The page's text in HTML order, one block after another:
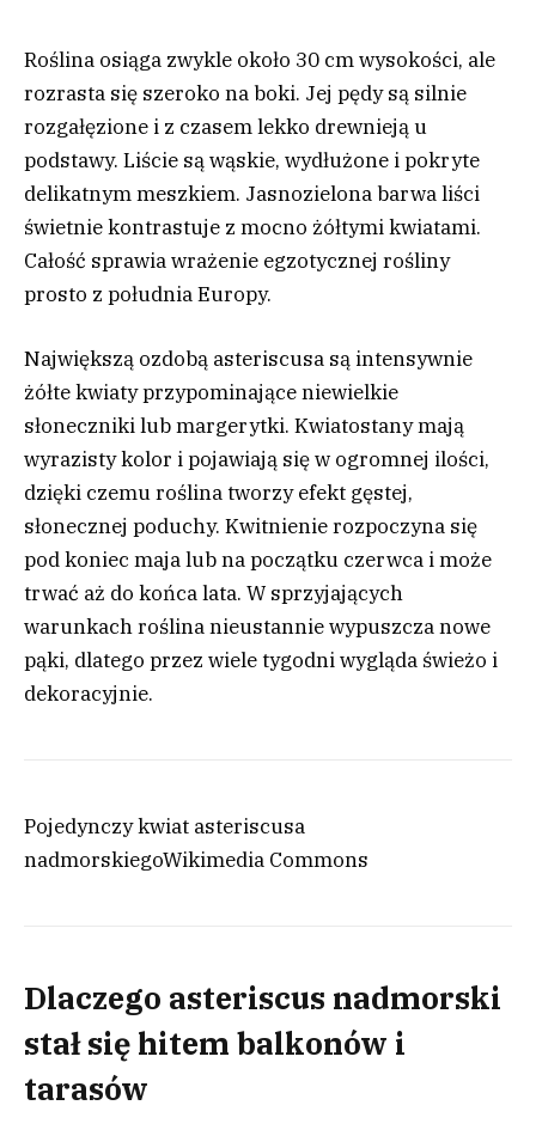
Roślina osiąga zwykle około 30 cm wysokości, ale
rozrasta się szeroko na boki. Jej pędy są silnie
rozgałęzione i z czasem lekko drewnieją u
podstawy. Liście są wąskie, wydłużone i pokryte
delikatnym meszkiem. Jasnozielona barwa liści
świetnie kontrastuje z mocno żółtymi kwiatami.
Całość sprawia wrażenie egzotycznej rośliny
prosto z południa Europy.
Największą ozdobą asteriscusa są intensywnie
żółte kwiaty przypominające niewielkie
słoneczniki lub margerytki. Kwiatostany mają
wyrazisty kolor i pojawiają się w ogromnej ilości,
dzięki czemu roślina tworzy efekt gęstej,
słonecznej poduchy. Kwitnienie rozpoczyna się
pod koniec maja lub na początku czerwca i może
trwać aż do końca lata. W sprzyjających
warunkach roślina nieustannie wypuszcza nowe
pąki, dlatego przez wiele tygodni wygląda świeżo i
dekoracyjnie.
Pojedynczy kwiat asteriscusa
nadmorskiegoWikimedia Commons
Dlaczego asteriscus nadmorski
stał się hitem balkonów i
tarasów